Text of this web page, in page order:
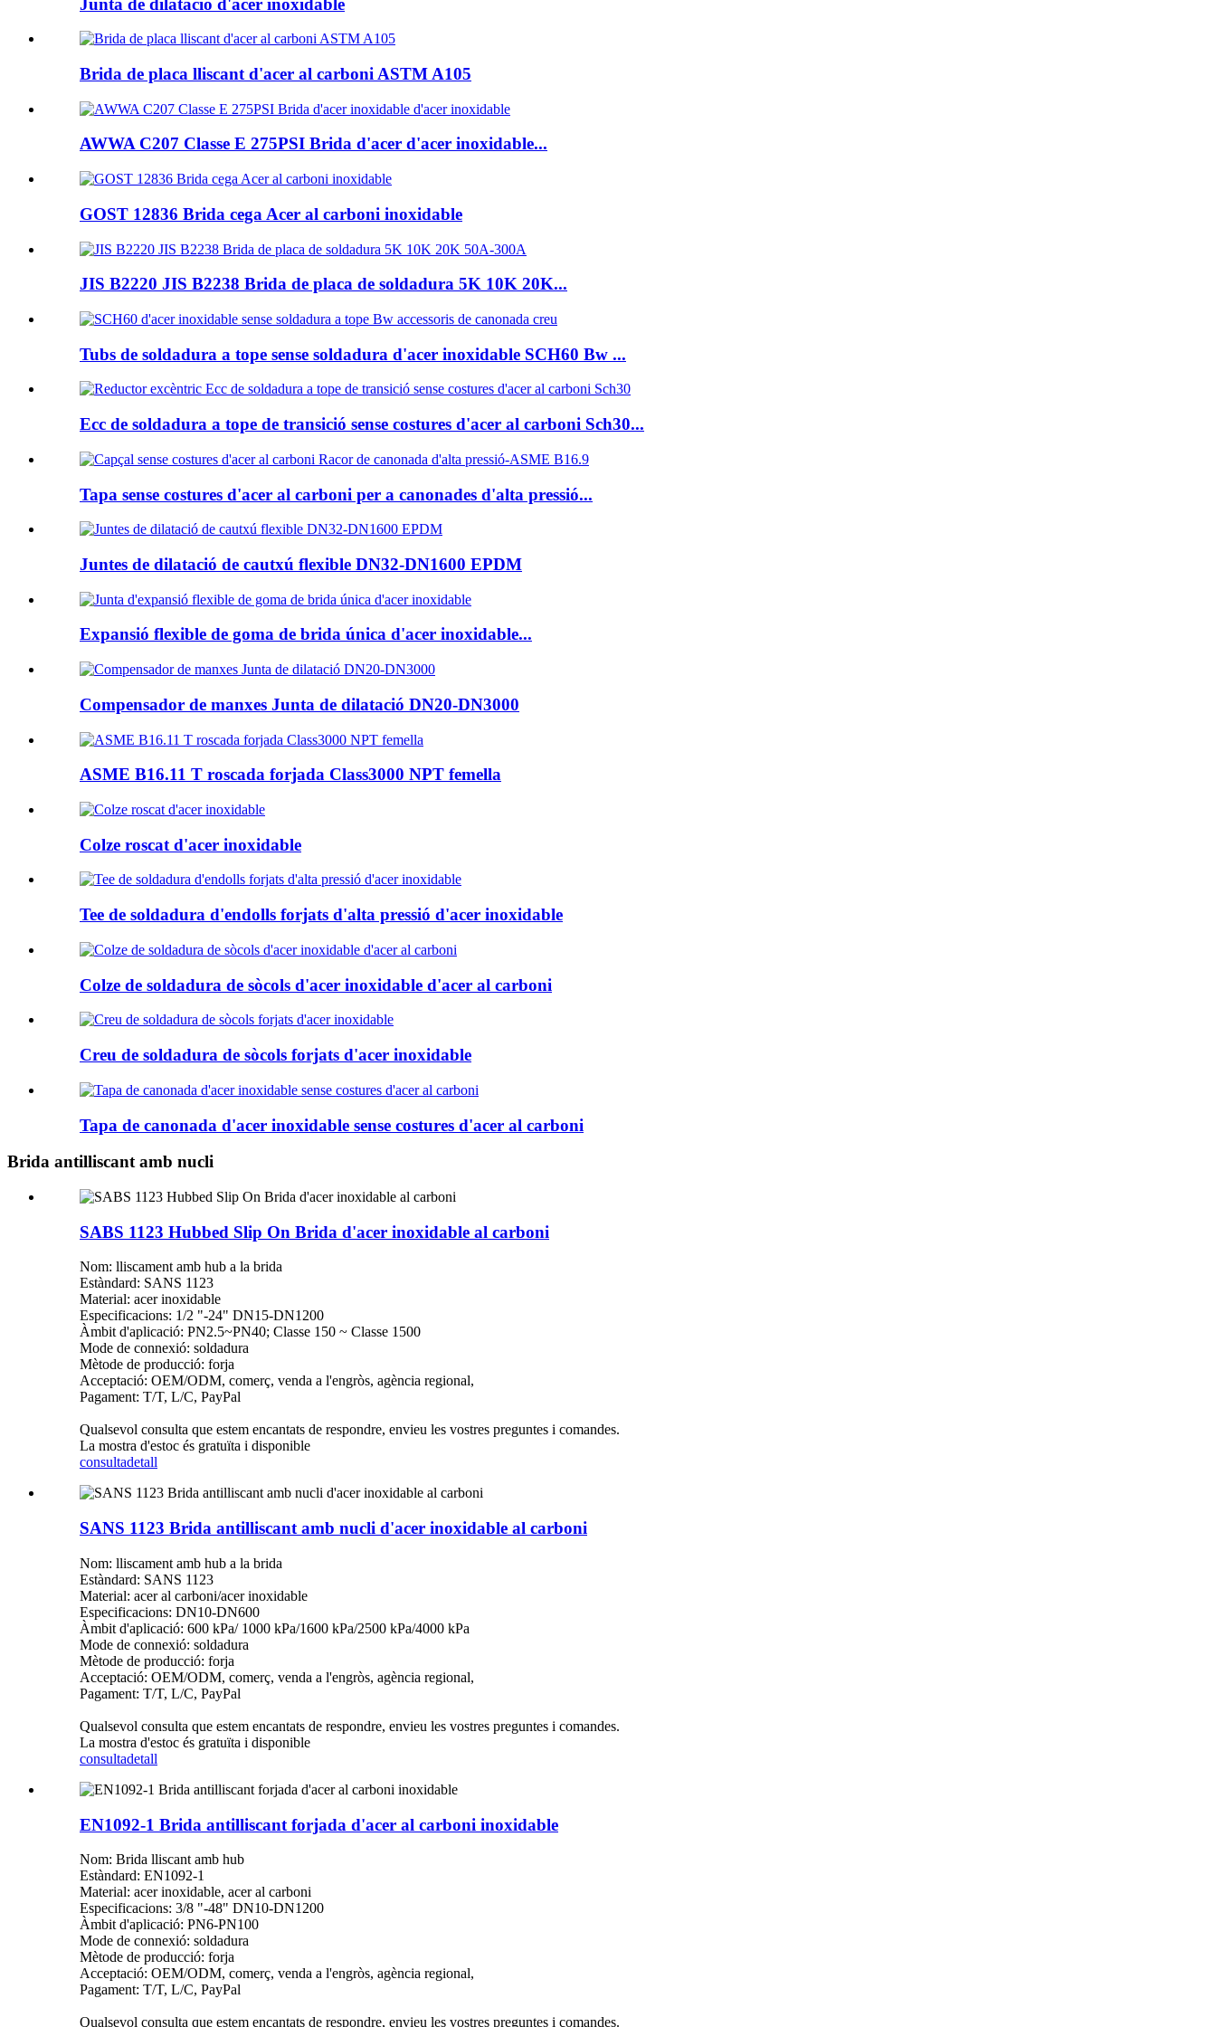
Brida de placa lliscant d'acer al carboni ASTM A105
AWWA C207 Classe E 275PSI Brida d'acer d'acer inoxidable...
GOST 12836 Brida cega Acer al carboni inoxidable
JIS B2220 JIS B2238 Brida de placa de soldadura 5K 10K 20K...
Tubs de soldadura a tope sense soldadura d'acer inoxidable SCH60 Bw ...
Ecc de soldadura a tope de transició sense costures d'acer al carboni Sch30...
Tapa sense costures d'acer al carboni per a canonades d'alta pressió...
Juntes de dilatació de cautxú flexible DN32-DN1600 EPDM
Expansió flexible de goma de brida única d'acer inoxidable...
Compensador de manxes Junta de dilatació DN20-DN3000
ASME B16.11 T roscada forjada Class3000 NPT femella
Colze roscat d'acer inoxidable
Tee de soldadura d'endolls forjats d'alta pressió d'acer inoxidable
Colze de soldadura de sòcols d'acer inoxidable d'acer al carboni
Creu de soldadura de sòcols forjats d'acer inoxidable
Tapa de canonada d'acer inoxidable sense costures d'acer al carboni
Brida antilliscant amb nucli
SABS 1123 Hubbed Slip On Brida d'acer inoxidable al carboni
Nom: lliscament amb hub a la brida
Estàndard: SANS 1123
Material: acer inoxidable
Especificacions: 1/2 "-24" DN15-DN1200
Àmbit d'aplicació: PN2.5~PN40; Classe 150 ~ Classe 1500
Mode de connexió: soldadura
Mètode de producció: forja
Acceptació: OEM/ODM, comerç, venda a l'engròs, agència regional,
Pagament: T/T, L/C, PayPal
Qualsevol consulta que estem encantats de respondre, envieu les vostres preguntes i comandes.
La mostra d'estoc és gratuïta i disponible
consultadetall
SANS 1123 Brida antilliscant amb nucli d'acer inoxidable al carboni
Nom: lliscament amb hub a la brida
Estàndard: SANS 1123
Material: acer al carboni/acer inoxidable
Especificacions: DN10-DN600
Àmbit d'aplicació: 600 kPa/ 1000 kPa/1600 kPa/2500 kPa/4000 kPa
Mode de connexió: soldadura
Mètode de producció: forja
Acceptació: OEM/ODM, comerç, venda a l'engròs, agència regional,
Pagament: T/T, L/C, PayPal
Qualsevol consulta que estem encantats de respondre, envieu les vostres preguntes i comandes.
La mostra d'estoc és gratuïta i disponible
consultadetall
EN1092-1 Brida antilliscant forjada d'acer al carboni inoxidable
Nom: Brida lliscant amb hub
Estàndard: EN1092-1
Material: acer inoxidable, acer al carboni
Especificacions: 3/8 "-48" DN10-DN1200
Àmbit d'aplicació: PN6-PN100
Mode de connexió: soldadura
Mètode de producció: forja
Acceptació: OEM/ODM, comerç, venda a l'engròs, agència regional,
Pagament: T/T, L/C, PayPal
Qualsevol consulta que estem encantats de respondre, envieu les vostres preguntes i comandes.